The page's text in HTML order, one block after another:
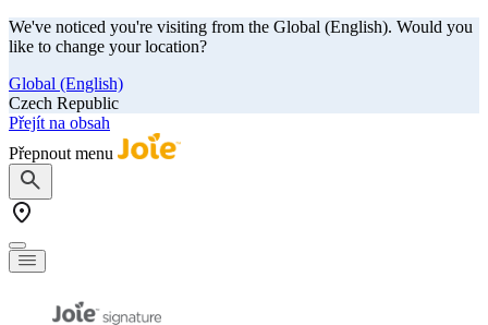
We've noticed you're visiting from the Global (English). Would you
like to change your location?
Global (English)
Czech Republic
Přejít na obsah
Přepnout menu